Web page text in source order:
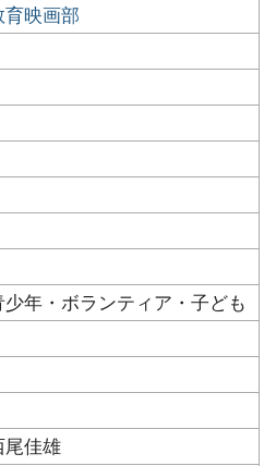
映画部
年・ボランティア・子ども
尾佳雄